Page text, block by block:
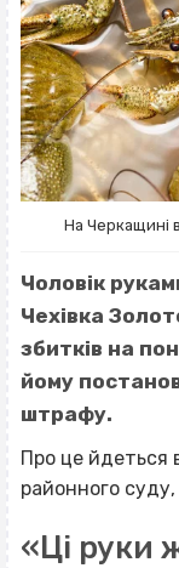
На Черкащині
Чоловік
Чехівка
збитків на
йому
штрафу.
Про це йдеться
районного
«Ці руки